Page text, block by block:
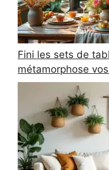
Fini les sets de
métamorphose